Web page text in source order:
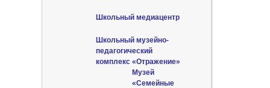
Школьный медиацентр
Школьный музейно-
педагогический
комплекс «Отражение»
Музей
«Семейные